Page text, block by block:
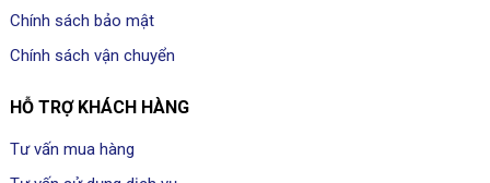
Chính sách bảo mật
Chính sách vận chuyển
HỖ TRỢ KHÁCH HÀNG
Tư vấn mua hàng